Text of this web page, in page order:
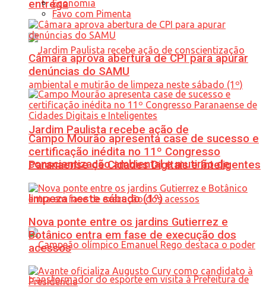
entrega
Jardim Paulista recebe ação de
conscientização ambiental e mutirão de
limpeza neste sábado (1º)
Economia
Favo com Pimenta
Câmara aprova abertura de CPI para apurar
denúncias do SAMU
Campo Mourão apresenta case de sucesso e
certificação inédita no 11º Congresso
Paranaense de Cidades Digitais e Inteligentes
Nova ponte entre os jardins Gutierrez e
Botânico entra em fase de execução dos
acessos